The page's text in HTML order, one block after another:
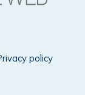
policy